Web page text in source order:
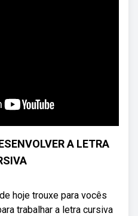
A LETRA
hoje trouxe para vocês
trabalhar a letra cursiva